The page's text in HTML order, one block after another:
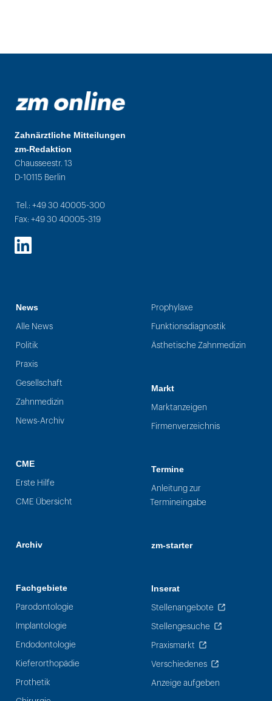
Zahnärztliche Mitteilungen
zm-Redaktion
Chausseestr. 13
D-10115 Berlin
Tel.: +49 30 40005-300
Fax: +49 30 40005-319
LinkedIn
News
Alle News
Politik
Praxis
Gesellschaft
Zahnmedizin
News-Archiv
CME
Erste Hilfe
CME Übersicht
Archiv
Fachgebiete
Parodontologie
Implantologie
Endodontologie
Kieferorthopädie
Prothetik
Prophylaxe
Funktionsdiagnostik
Ästhetische Zahnmedizin
Markt
Marktanzeigen
Firmenverzeichnis
Termine
Anleitung zur
Termineingabe
zm-starter
Inserat
Stellenangebote
Stellengesuche
Praxismarkt
Verschiedenes
Anzeige aufgeben